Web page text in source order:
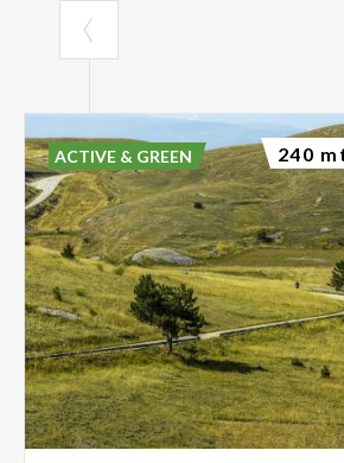
ACTIVE & GREEN 240